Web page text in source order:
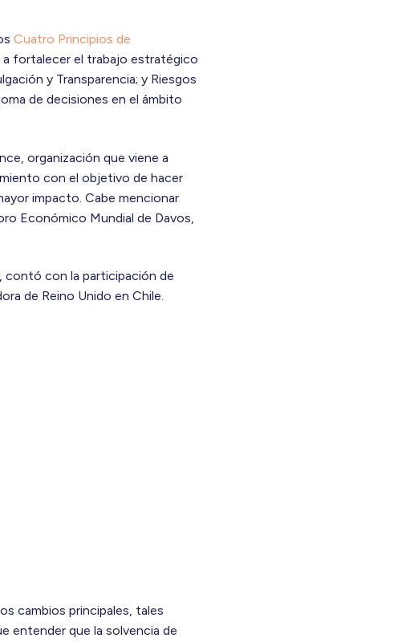
Cuatro Principios de
a fortalecer el trabajo estratégico
y Transparencia; y Riesgos
de decisiones en el ámbito
organización que viene a
con el objetivo de hacer
impacto. Cabe mencionar
Económico Mundial de Davos,
, contó con la participación de
de Reino Unido en Chile.
cambios principales, tales
entender que la solvencia de